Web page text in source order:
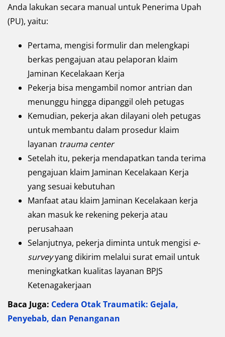
Anda lakukan secara manual untuk Penerima Upah
(PU), yaitu:
Pertama, mengisi formulir dan melengkapi
berkas pengajuan atau pelaporan klaim
Jaminan Kecelakaan Kerja
Pekerja bisa mengambil nomor antrian dan
menunggu hingga dipanggil oleh petugas
Kemudian, pekerja akan dilayani oleh petugas
untuk membantu dalam prosedur klaim
layanan trauma center
Setelah itu, pekerja mendapatkan tanda terima
pengajuan klaim Jaminan Kecelakaan Kerja
yang sesuai kebutuhan
Manfaat atau klaim Jaminan Kecelakaan kerja
akan masuk ke rekening pekerja atau
perusahaan
Selanjutnya, pekerja diminta untuk mengisi e-
surveyyang dikirim melalui surat email untuk
meningkatkan kualitas layanan BPJS
Ketenagakerjaan
Baca Juga: Cedera Otak Traumatik: Gejala,
Penyebab, dan Penanganan